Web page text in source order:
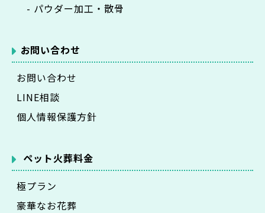
- パウダー加工・散骨
お問い合わせ
お問い合わせ
LINE相談
個人情報保護方針
ペット火葬料金
極プラン
豪華なお花葬